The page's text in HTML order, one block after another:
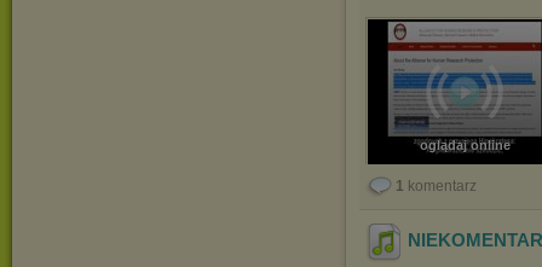
oglądaj online
1 komentarz